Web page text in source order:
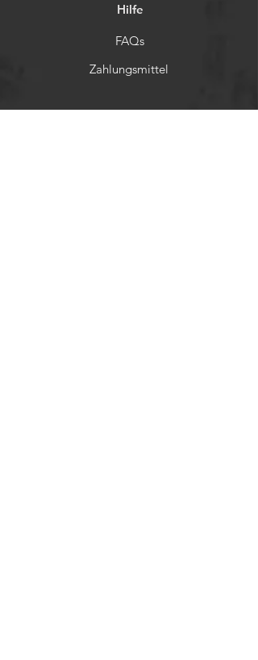
Hilfe
FAQs
Zahlungsmittel